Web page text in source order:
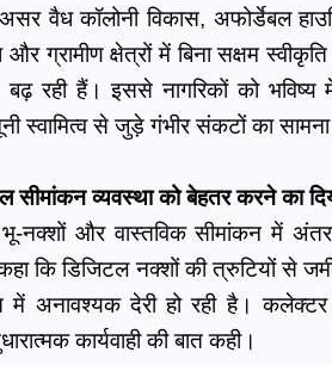
वैध कॉलोनी विकास, अफोर्डेबल
ग्रामीण क्षेत्रों में बिना सक्षम
बढ़ रही हैं। इससे नागरिकों को
स्वामित्व से जुड़े गंभीर संकटों का
सीमांकन व्यवस्था को बेहतर करने का
और वास्तविक सीमांकन में अंतर से
कि डिजिटल नक्शों की त्रुटियों से
में अनावश्यक देरी हो रही है।
कार्यवाही की बात कही।